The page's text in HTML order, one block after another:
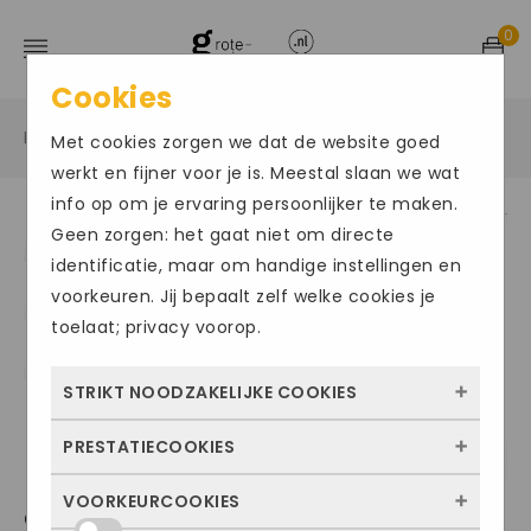
0
Home / Grote maten damesschoenen / Slippers
ACTIE
GABOR1232
Cookies
Met cookies zorgen we dat de website goed
werkt en fijner voor je is. Meestal slaan we wat
info op om je ervaring persoonlijker te maken.
Geen zorgen: het gaat niet om directe
identificatie, maar om handige instellingen en
voorkeuren. Jij bepaalt zelf welke cookies je
toelaat; privacy voorop.
STRIKT NOODZAKELIJKE COOKIES
Deze cookies zorgen ervoor dat de website
kunnen niet worden uitgezet. Meestal
PRESTATIECOOKIES
Met deze cookies zien we hoe vaak onze
VOORKEURCOOKIES